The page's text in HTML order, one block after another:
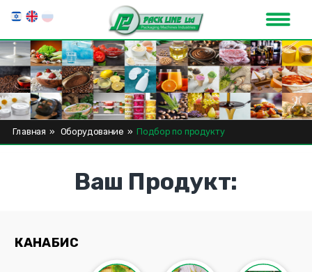
Главная » Оборудование » Подбор по продукту
Ваш Продукт:
КАНАБИС